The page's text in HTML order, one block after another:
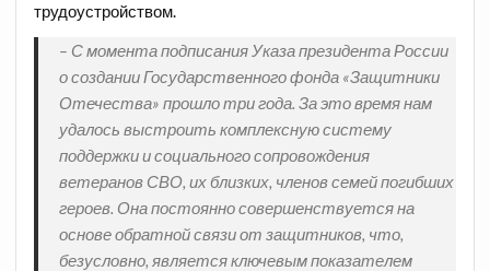
трудоустройством.
– С момента подписания Указа президента России
о создании Государственного фонда «Защитники
Отечества» прошло три года. За это время нам
удалось выстроить комплексную систему
поддержки и социального сопровождения
ветеранов СВО, их близких, членов семей погибших
героев. Она постоянно совершенствуется на
основе обратной связи от защитников, что,
безусловно, является ключевым показателем